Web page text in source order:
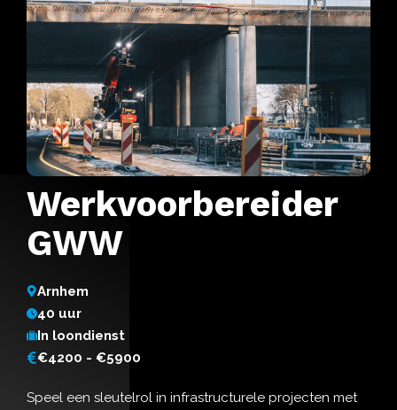
Werkvoorbereider
GWW
Arnhem
40 uur
In loondienst
€4200 - €5900
Speel een sleutelrol in infrastructurele projecten met